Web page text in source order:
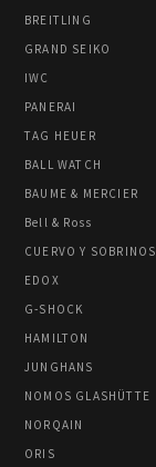
BREITLING
GRAND SEIKO
IWC
PANERAI
TAG HEUER
BALL WATCH
BAUME & MERCIER
Bell & Ross
CUERVO Y SOBRINOS
EDOX
G-SHOCK
HAMILTON
JUNGHANS
NOMOS GLASHÜTTE
NORQAIN
ORIS